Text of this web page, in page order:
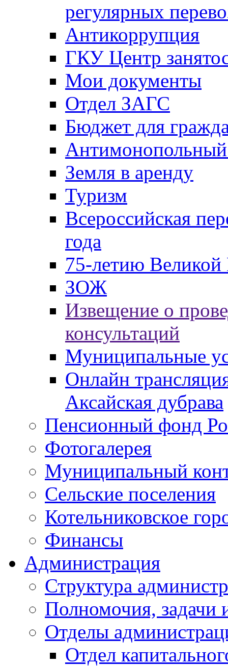
регулярных
Антикоррупция
ГКУ Центр
Мои документы
Отдел ЗАГС
Бюджет для
Антимонопольный
Земля в аренду
Туризм
Всероссийская
года
75-летию
ЗОЖ
Извещение о
консультаций
Муниципальные
Онлайн
Аксайская дубрава
Пенсионный фонд
Фотогалерея
Муниципальный
Сельские поселения
Котельниковское
Финансы
Администрация
Структура
Полномочия, задачи
Отделы
Отдел